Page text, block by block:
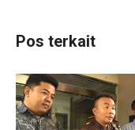
Pos terkait